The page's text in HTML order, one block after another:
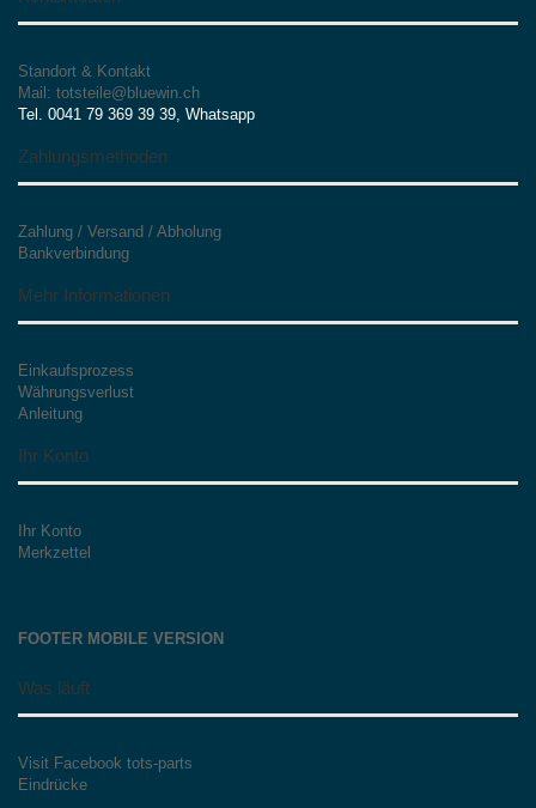
Standort & Kontakt
Mail: totsteile@bluewin.ch
Tel. 0041 79 369 39 39, Whatsapp
Zahlungsmethoden
Zahlung / Versand / Abholung
Bankverbindung
Mehr Informationen
Einkaufsprozess
Währungsverlust
Anleitung
Ihr Konto
Ihr Konto
Merkzettel
FOOTER MOBILE VERSION
Was läuft
Visit Facebook tots-parts
Eindrücke